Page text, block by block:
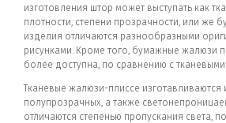
изготовления штор может выступать как
плотности, степени прозрачности, или же
изделия отличаются разнообразными
рисунками. Кроме того, бумажные жалюзи
более доступна, по сравнению с тканевыми
Тканевые жалюзи-плиссе изготавливаются
полупрозрачных, а также
отличаются степенью пропускания света,